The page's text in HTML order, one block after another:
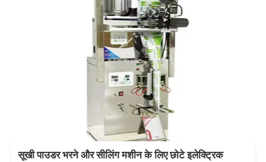
सूखी पाउडर भरने और सीलिंग मशीन के लिए छोटे इलेक्ट्रिक